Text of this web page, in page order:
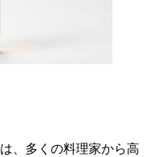
は、多くの料理家から高